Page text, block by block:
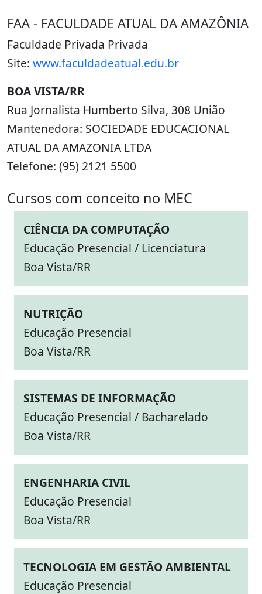
FAA - FACULDADE ATUAL DA AMAZÔNIA
Faculdade Privada Privada
Site: www.faculdadeatual.edu.br
BOA VISTA/RR
Rua Jornalista Humberto Silva, 308 União
Mantenedora: SOCIEDADE EDUCACIONAL
ATUAL DA AMAZONIA LTDA
Telefone: (95) 2121 5500
Cursos com conceito no MEC
CIÊNCIA DA COMPUTAÇÃO
Educação Presencial / Licenciatura
Boa Vista/RR
NUTRIÇÃO
Educação Presencial
Boa Vista/RR
SISTEMAS DE INFORMAÇÃO
Educação Presencial / Bacharelado
Boa Vista/RR
ENGENHARIA CIVIL
Educação Presencial
Boa Vista/RR
TECNOLOGIA EM GESTÃO AMBIENTAL
Educação Presencial